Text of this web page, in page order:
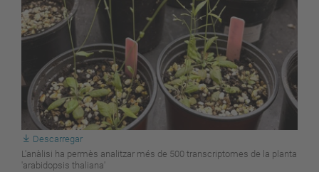
Descarregar
L'anàlisi ha permès analitzar més de 500 transcriptomes de la planta
'arabidopsis thaliana'